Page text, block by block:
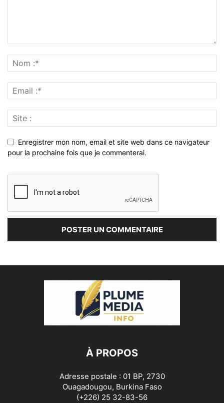
Enregistrer mon nom, email et site web dans ce navigateur
pour la prochaine fois que je commenterai.
À PROPOS
Adresse postale : 01 BP, 2730
Ouagadougou, Burkina Faso
(+226) 25 32-83-56